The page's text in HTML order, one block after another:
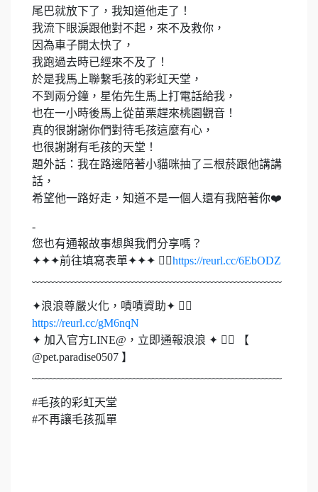
尾巴就放下了，我知道他走了！
我流下眼淚跟他對不起，來不及救你，
因為車子開太快了，
我跑過去時已經來不及了！
於是我馬上聯繫毛孩的彩虹天堂，
不到兩分鐘，星佑先生馬上打電話給我，
也在一小時後馬上從苗栗趕來桃園觀音！
真的很謝謝你們對待毛孩這麼有心，
也很謝謝有毛孩的天堂！
題外話：我在路邊陪著小貓咪抽了三根菸跟他講講
話，
希望他一路好走，知道不是一個人還有我陪著你❤️
-
您也有通報故事想與我們分享嗎？
✦✦✦前往填寫表單✦✦✦ 👉🏻https://reurl.cc/6EbODZ
✦浪浪尊嚴火化，嘖嘖資助✦ 👉🏻
https://reurl.cc/gM6nqN
✦ 加入官方LINE@，立即通報浪浪 ✦ 👉🏻 【
@pet.paradise0507 】
#毛孩的彩虹天堂
#不再讓毛孩孤單